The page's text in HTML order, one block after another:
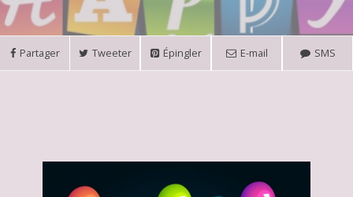
Partager Tweeter Épingler E-mail SMS